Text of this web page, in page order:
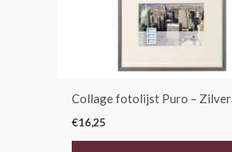
Collage fotolijst Puro – Zilver
€16,25